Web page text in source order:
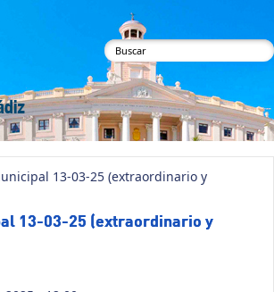
Formulario de
búsqueda
13-03-25 (extraordinario y
13-03-25 (extraordinario y